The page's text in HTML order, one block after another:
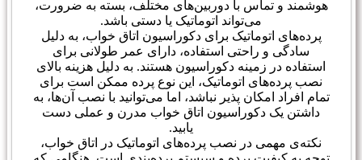
هوشمند و تماس با دوربین‌های مختلف، بسته به ضرورت،
می‌تواند اتوماتیک یا دستی باشد.
پرده‌های اتوماتیک برای دکوراسیون اتاق خواب، به دلیل
سادگی و راحتی استفاده، دارای عمر طولانی برای
استفاده در زمینه دکوراسیون هستند. به دلیل هزینه بالای
نصب پرده‌های اتوماتیک، این نوع پرده ممکن است برای
تمام افراد امکان پذیر نباشد، اما می‌توانید با نصب آن‌ها، به
داشتن یک دکوراسیون اتاق خواب مدرن و عملی دست
یابید.
نکته‌ی مهمی در نصب پرده‌های اتوماتیک در اتاق خواب،